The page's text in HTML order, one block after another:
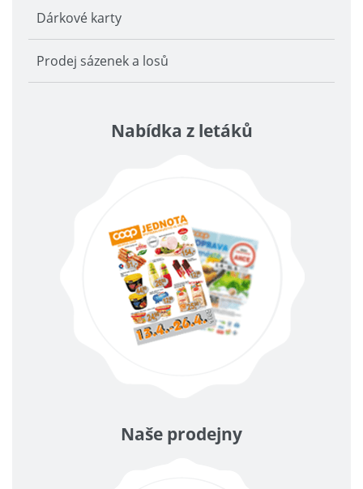
Dárkové karty
Prodej sázenek a losů
Nabídka z letáků
Naše prodejny